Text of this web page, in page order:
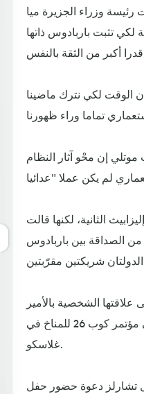
وزراء الجزيرة ميا
لكي تثبت باربادوس ذاتها
الوقت لكي نترك ماضينا
إن محْو آثار النظام
الثانية، لكنها قالت
الصداقة بين باربادوس
الشخصية بالأمير
تشارلز. وقد التقى كلاهما في مؤتمر كوب 26 للمناخ في
غلاسكو.
تشارلز دعوة حضور حفل